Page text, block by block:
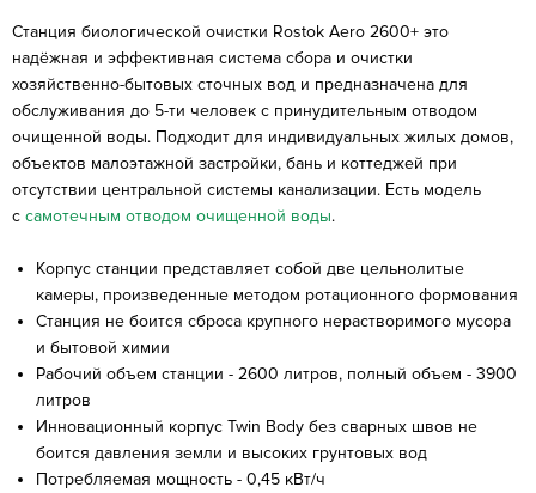
Станция биологической очистки Rostok Aero 2600+ это
надёжная и эффективная система сбора и очистки
хозяйственно-бытовых сточных вод и предназначена для
обслуживания до 5-ти человек с принудительным отводом
очищенной воды. Подходит для индивидуальных жилых домов,
объектов малоэтажной застройки, бань и коттеджей при
отсутствии центральной системы канализации. Есть модель
с самотечным отводом очищенной воды.
Корпус станции представляет собой две цельнолитые
камеры, произведенные методом ротационного формования
Станция не боится сброса крупного нерастворимого мусора
и бытовой химии
Рабочий объем станции - 2600 литров, полный объем - 3900
литров
Инновационный корпус Twin Body без сварных швов не
боится давления земли и высоких грунтовых вод
Потребляемая мощность - 0,45 кВт/ч